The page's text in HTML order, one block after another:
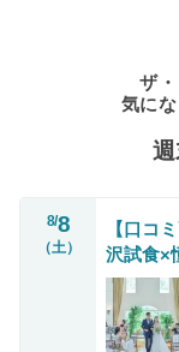
ザ
気に
8/8
（土）
【口コ
沢試食×